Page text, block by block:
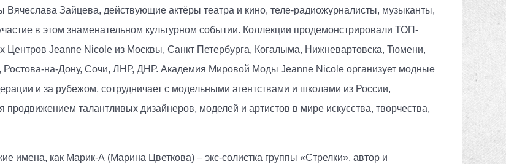
Зайцева, действующие актёры театра и кино, теле-радиожурналисты, музыканты,
в этом знаменательном культурном событии. Коллекции продемонстрировали ТОП-
Jeanne Nicole из Москвы, Санкт Петербурга, Когалыма, Нижневартовска, Тюмени,
на-Дону, Сочи, ЛНР, ДНР. Академия Мировой Моды Jeanne Nicole организует модные
и за рубежом, сотрудничает с модельными агентствами и школами из России,
продвижением талантливых дизайнеров, моделей и артистов в мире искусства, творчества,
имена, как Марик-А (Марина Цветкова) – экс-солистка группы «Стрелки», автор и